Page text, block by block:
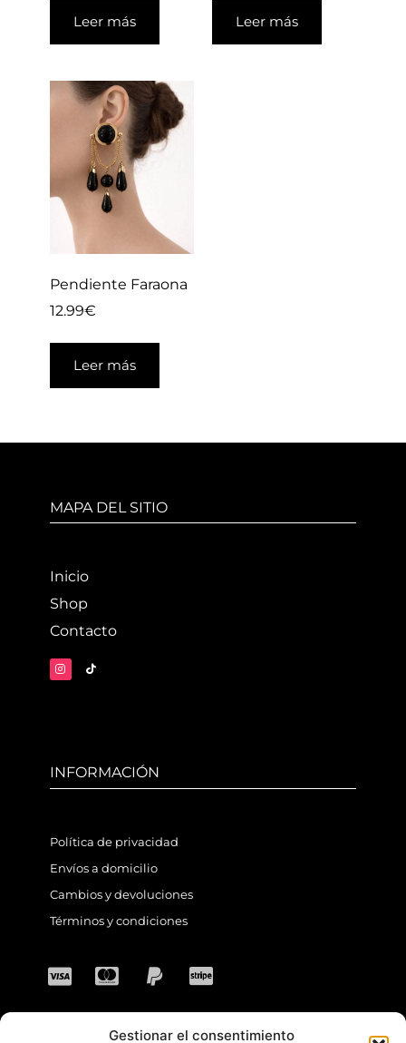
Gestionar el consentimiento
Leer más Leer más
Pendiente Faraona
12.99€
Leer más
MAPA DEL SITIO
Inicio
Shop
Contacto
INFORMACIÓN
Política de privacidad
Envíos a domicilio
Cambios y devoluciones
Términos y condiciones
CONTACTO